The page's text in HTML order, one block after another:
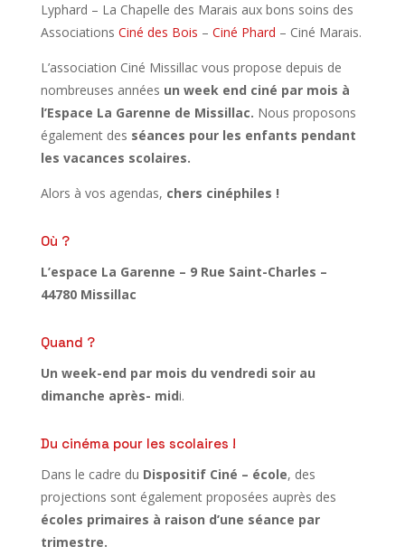
Lyphard – La Chapelle des Marais aux bons soins des
Associations Ciné des Bois – Ciné Phard – Ciné Marais.
L’association Ciné Missillac vous propose depuis de
nombreuses années un week end ciné par mois à
l’Espace La Garenne de Missillac. Nous proposons
également des séances pour les enfants pendant
les vacances scolaires.
Alors à vos agendas, chers cinéphiles !
Où ?
L’espace La Garenne – 9 Rue Saint-Charles –
44780 Missillac
Quand ?
Un week-end par mois du vendredi soir au
dimanche après- midi.
Du cinéma pour les scolaires !
Dans le cadre du Dispositif Ciné – école, des
projections sont également proposées auprès des
écoles primaires à raison d’une séance par
trimestre.